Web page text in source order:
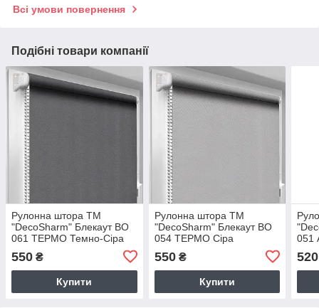
Всі умови повернення
Подібні товари компанії
Рулонна штора TM
"DecoSharm" Блекаут ВО
061 ТЕРМО Темно-Сіра
550 ₴
Купити
Рулонна штора TM
"DecoSharm" Блекаут ВО
054 ТЕРМО Сіра
550₴
Купити
051
520